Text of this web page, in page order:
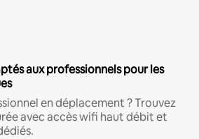
aux professionnels pour les
en déplacement ? Trouvez
avec accès wifi haut débit et